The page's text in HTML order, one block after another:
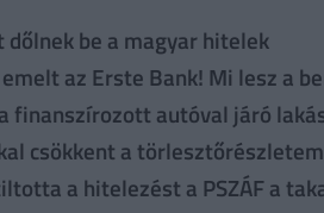
dőlnek be a magyar hitelek
az Erste Bank! Mi lesz a
finanszírozott autóval járó
csökkent a
a hitelezést a PSZÁF a